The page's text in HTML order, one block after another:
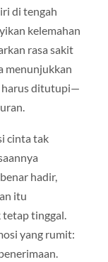
di tengah
kelemahan
rasa sakit
menunjukkan
harus ditutupi—
cinta tak
hadir,
itu
tinggal.
yang rumit: